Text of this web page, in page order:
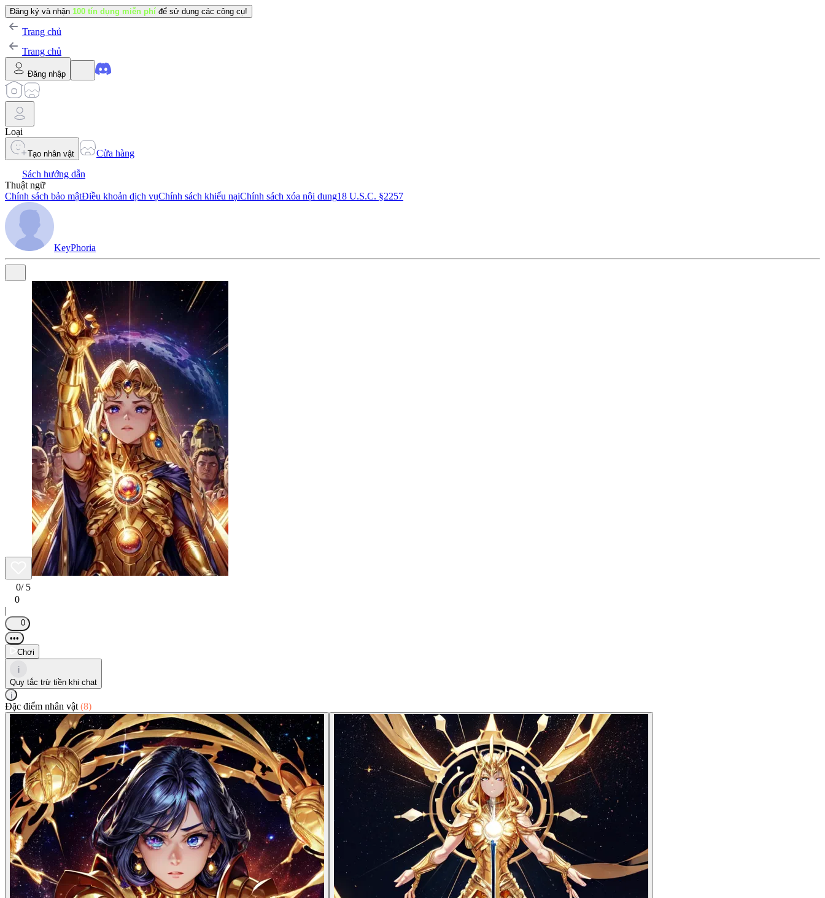
Đăng ký và nhận 100 tín dụng miễn phí để sử dụng các công cụ!
Trang chủ
Trang chủ
Đăng nhập
Loại
Tạo nhân vật
Cửa hàng
Sách hướng dẫn
Thuật ngữ
Chính sách bảo mậtĐiều khoản dịch vụChính sách khiếu nạiChính sách xóa nội dung18 U.S.C. §2257
KeyPhoria
0/ 5
0
|
0
•••
Chơi
i
Quy tắc trừ tiền khi chat
i
Đặc điểm nhân vật (8)